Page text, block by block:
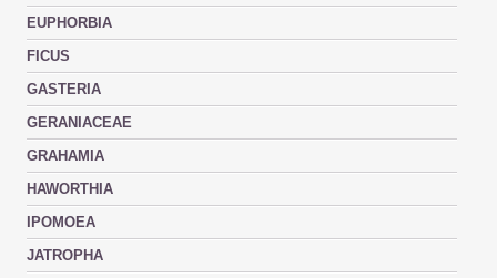
EUPHORBIA
FICUS
GASTERIA
GERANIACEAE
GRAHAMIA
HAWORTHIA
IPOMOEA
JATROPHA